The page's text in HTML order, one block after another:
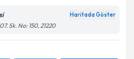
Haritada Göster
Sk. No: 150, 21220